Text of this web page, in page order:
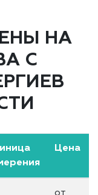
НА
С
Цена
от